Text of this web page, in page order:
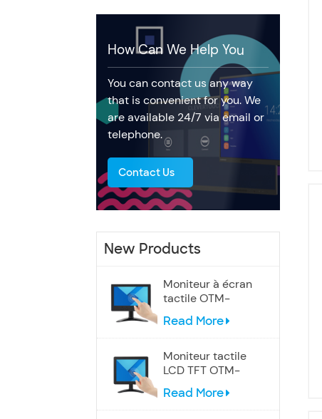
How Can We Help You
You can contact us any way
that is convenient for you. We
are available 24/7 via email or
telephone.
Contact Us
New Products
Moniteur à écran
tactile OTM-
7009 de 7
pouces
Read More
Moniteur tactile
LCD TFT OTM-
8008 de 8
pouces
Read More